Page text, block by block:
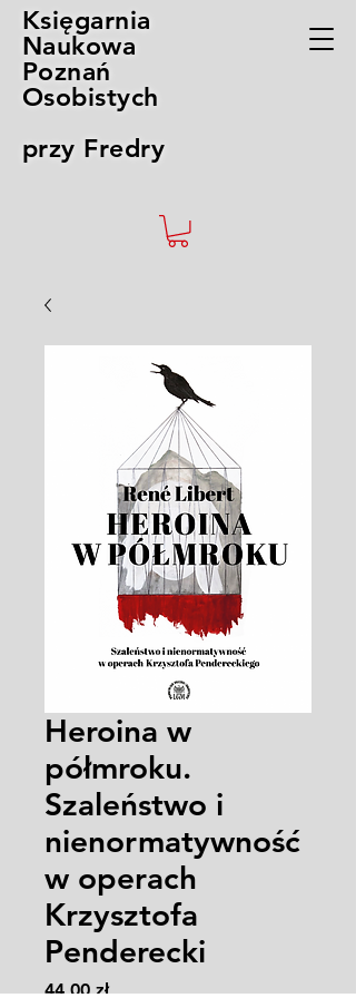
Księgarnia
Naukowa
Poznań
Osobistych
przy Fredry
Heroina w
półmroku.
Szaleństwo i
nienormatywność
w operach
Krzysztofa
Penderecki
44,00 złCena